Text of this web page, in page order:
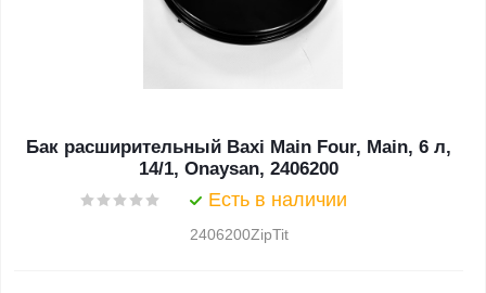
Бак расширительный Baxi Main Four, Main, 6 л,
14/1, Onaysan, 2406200
Есть в наличии
2406200ZipTit